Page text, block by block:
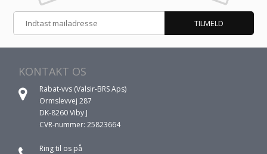
KONTAKT OS
Rabat-vvs (Valsir-BRS Aps)
Ormslevvej 287
DK-8260 Viby J
CVR-nummer: 25823664
Ring til os på